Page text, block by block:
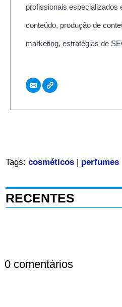
profissionais especializados
conteúdo, produção de
marketing, estratégias de
Tags: cosméticos| perfumes
RECENTES
0 comentários